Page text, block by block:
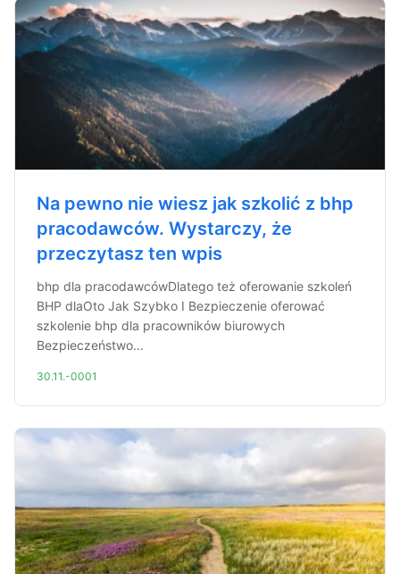
Na pewno nie wiesz jak szkolić z bhp
pracodawców. Wystarczy, że
przeczytasz ten wpis
bhp dla pracodawcówDlatego też oferowanie szkoleń
BHP dlaOto Jak Szybko I Bezpieczenie oferować
szkolenie bhp dla pracowników biurowych
Bezpieczeństwo...
30.11.-0001